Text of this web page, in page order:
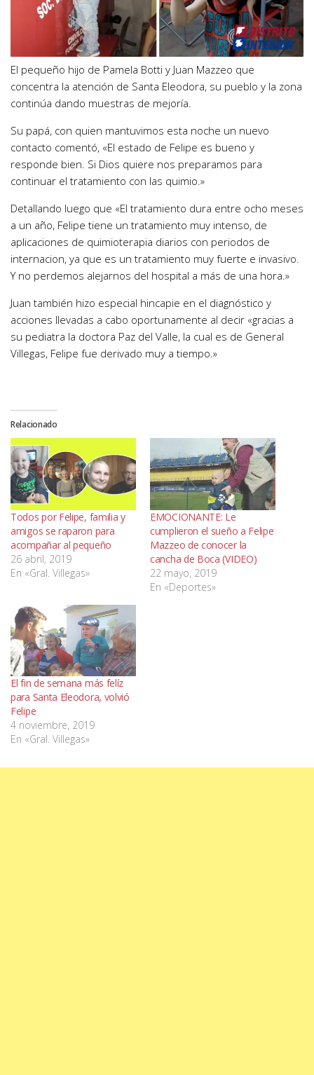
El pequeño hijo de Pamela Botti y Juan Mazzeo que
concentra la atención de Santa Eleodora, su pueblo y la zona
continúa dando muestras de mejoría.
Su papá, con quien mantuvimos esta noche un nuevo
contacto comentó, «El estado de Felipe es bueno y
responde bien. Si Dios quiere nos preparamos para
continuar el tratamiento con las quimio.»
Detallando luego que «El tratamiento dura entre ocho meses
a un año, Felipe tiene un tratamiento muy intenso, de
aplicaciones de quimioterapia diarios con periodos de
internacion, ya que es un tratamiento muy fuerte e invasivo.
Y no perdemos alejarnos del hospital a más de una hora.»
Juan también hizo especial hincapie en el diagnóstico y
acciones llevadas a cabo oportunamente al decir «gracias a
su pediatra la doctora Paz del Valle, la cual es de General
Villegas, Felipe fue derivado muy a tiempo.»
Relacionado
Todos por Felipe, familia y
amigos se raparon para
acompañar al pequeño
26 abril, 2019
En «Gral. Villegas»
EMOCIONANTE: Le
cumplieron el sueño a Felipe
Mazzeo de conocer la
cancha de Boca (VIDEO)
22 mayo, 2019
En «Deportes»
El fin de semana más felíz
para Santa Eleodora, volvió
Felipe
4 noviembre, 2019
En «Gral. Villegas»